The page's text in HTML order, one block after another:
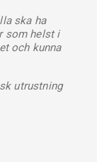
ska ha
som helst i
och kunna
utrustning